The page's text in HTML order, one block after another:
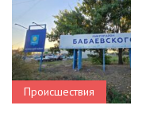
Происшествия